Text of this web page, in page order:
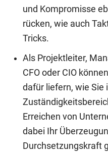
und Kompromisse
rücken, wie auch
Tricks.
Als Projektleiter,
CFO oder CIO
dafür liefern, wie Sie
Erreichen von
dabei Ihr
Durchsetzungskraft